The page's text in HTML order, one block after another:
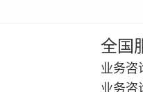
全国
业务咨
业务咨